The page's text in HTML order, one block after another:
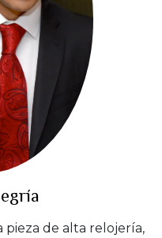
pieza de alta relojería,